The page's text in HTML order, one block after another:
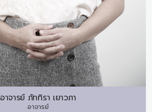
อาจารย์ ภัททิรา เยาวภา
อาจารย์